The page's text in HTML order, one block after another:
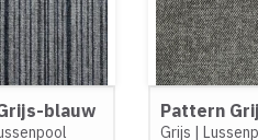
blauw Pattern
Grijs |